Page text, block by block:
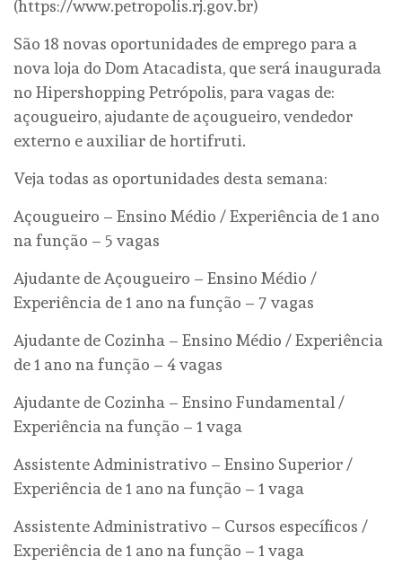
(https://www.petropolis.rj.gov.br)
São 18 novas oportunidades de emprego para a
nova loja do Dom Atacadista, que será inaugurada
no Hipershopping Petrópolis, para vagas de:
açougueiro, ajudante de açougueiro, vendedor
externo e auxiliar de hortifruti.
Veja todas as oportunidades desta semana:
Açougueiro – Ensino Médio / Experiência de 1 ano
na função – 5 vagas
Ajudante de Açougueiro – Ensino Médio /
Experiência de 1 ano na função – 7 vagas
Ajudante de Cozinha – Ensino Médio / Experiência
de 1 ano na função – 4 vagas
Ajudante de Cozinha – Ensino Fundamental /
Experiência na função – 1 vaga
Assistente Administrativo – Ensino Superior /
Experiência de 1 ano na função – 1 vaga
Assistente Administrativo – Cursos específicos /
Experiência de 1 ano na função – 1 vaga